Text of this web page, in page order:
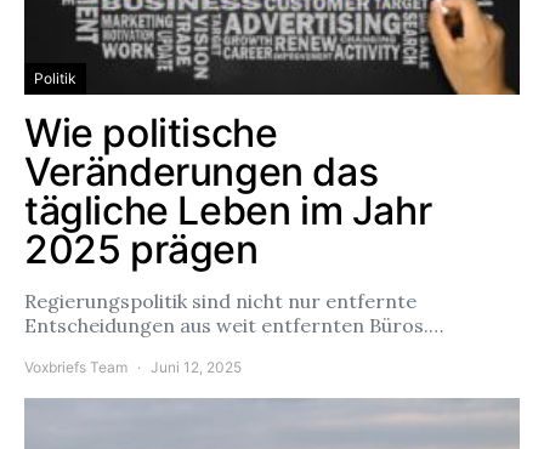
Politik
Wie politische
Veränderungen das
tägliche Leben im Jahr
2025 prägen
Regierungspolitik sind nicht nur entfernte
Entscheidungen aus weit entfernten Büros.…
Voxbriefs Team Juni 12, 2025